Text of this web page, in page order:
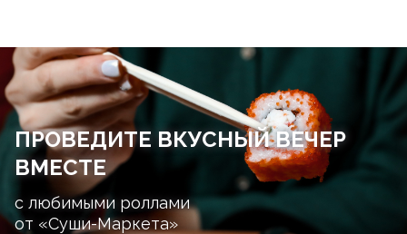
ПРОВЕДИТЕ ВКУСНЫЙ ВЕЧЕР
ВМЕСТЕ
с любимыми роллами
от «Суши-Маркета»